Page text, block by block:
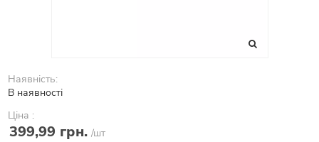
Наявність:
В наявності
Ціна :
399,99 грн. /шт